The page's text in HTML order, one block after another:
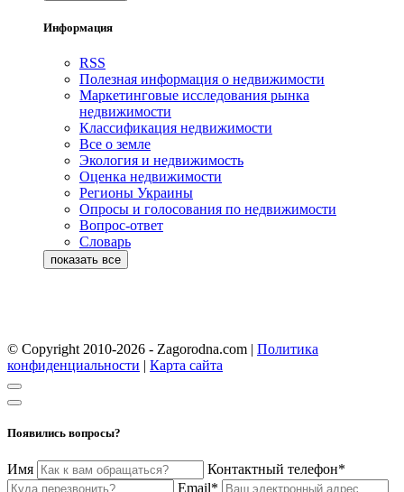
Информация
RSS
Полезная информация о недвижимости
Маркетинговые исследования рынка
недвижимости
Классификация недвижимости
Все о земле
Экология и недвижимость
Оценка недвижимости
Регионы Украины
Опросы и голосования по недвижимости
Вопрос-ответ
Словарь
© Copyright 2010-2026 - Zagorodna.com | Политика
конфиденциальности | Карта сайта
Появились вопросы?
Имя
Контактный телефон*
Email*